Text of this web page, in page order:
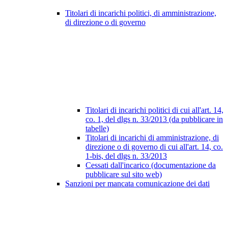
Titolari di incarichi politici, di amministrazione,
di direzione o di governo
Titolari di incarichi politici di cui all'art. 14,
co. 1, del dlgs n. 33/2013 (da pubblicare in
tabelle)
Titolari di incarichi di amministrazione, di
direzione o di governo di cui all'art. 14, co.
1-bis, del dlgs n. 33/2013
Cessati dall'incarico (documentazione da
pubblicare sul sito web)
Sanzioni per mancata comunicazione dei dati